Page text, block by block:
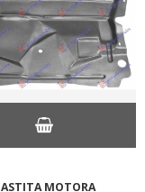
MOTORA